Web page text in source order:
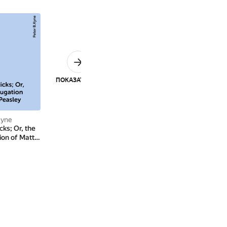
Or, the
of Matt
ПОКАЗАТЬ ВСЕ